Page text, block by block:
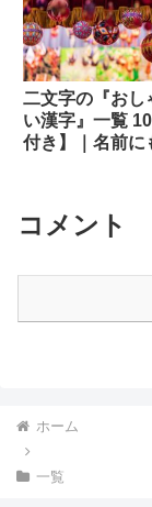
二文字の『おし
い漢字』一覧
付き】｜名前に
コメント
ホーム
一覧